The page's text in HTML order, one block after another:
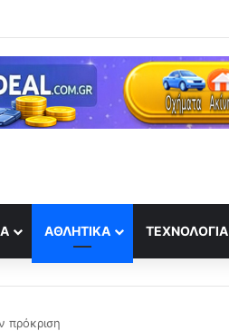
εντυπωσιάζει με το κορμί της!
ΑΘΛΗΤΙΚΆ ΤΕΧΝΟΛΟΓΊΑ
πρόκριση